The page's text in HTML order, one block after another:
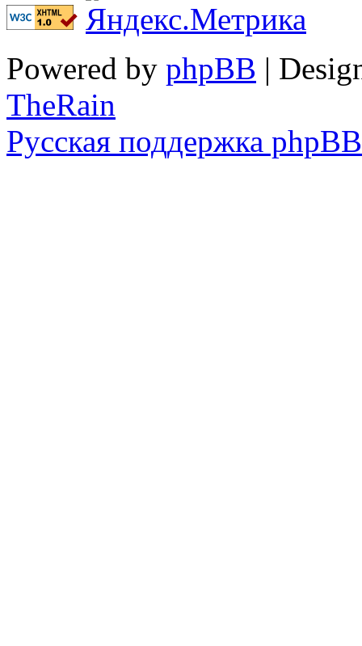
Powered by phpBB |
TheRain
Русская поддержка phpBB